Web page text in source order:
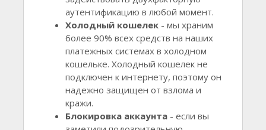
аутентификацию в любой момент.
Холодный кошелек - мы храним
более 90% всех средств на наших
платежных системах в холодном
кошельке. Холодный кошелек не
подключен к интернету, поэтому он
надежно защищен от взлома и
кражи.
Блокировка аккаунта - если вы